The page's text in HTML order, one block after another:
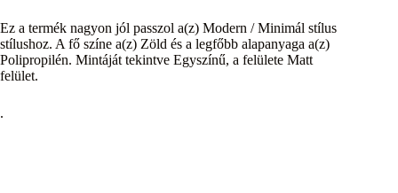
Ez a termék nagyon jól passzol a(z) Modern / Minimál stílus
stílushoz. A fő színe a(z) Zöld és a legfőbb alapanyaga a(z)
Polipropilén. Mintáját tekintve Egyszínű, a felülete Matt
felület.
.